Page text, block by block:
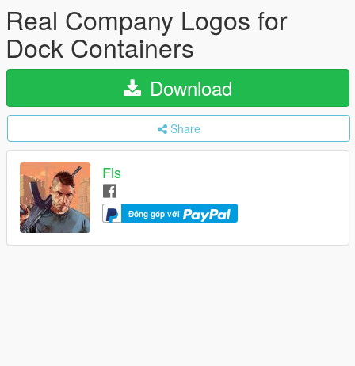
Real Company Logos for
Dock Containers
Download
Share
Fis
Đóng góp với